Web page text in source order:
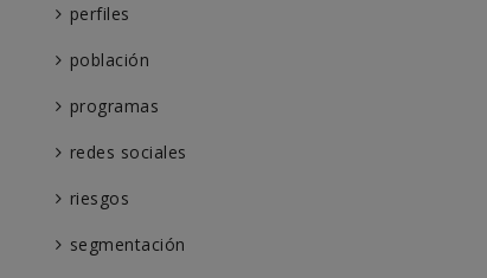
perfiles
población
programas
redes sociales
riesgos
segmentación